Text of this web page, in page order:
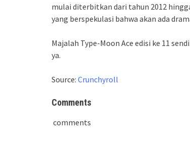
mulai diterbitkan dari tahun 2012
yang berspekulasi bahwa akan ada
Majalah Type-Moon Ace edisi ke 11
ya.
Source: Crunchyroll
Comments
comments